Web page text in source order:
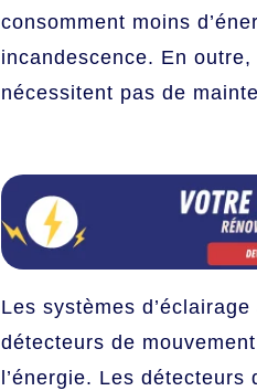
consomment moins
incandescence. En
nécessitent pas de
Les systèmes
détecteurs de
l’énergie. Les